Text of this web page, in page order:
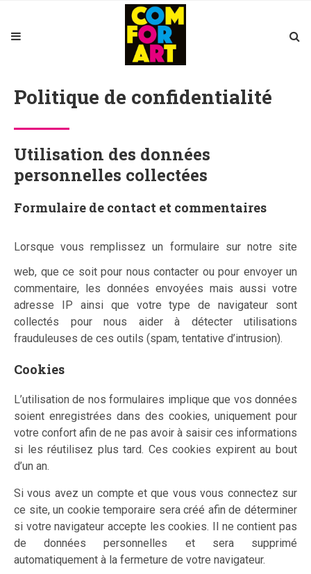
Politique de confidentialité
Utilisation des données
personnelles collectées
Formulaire de contact et commentaires
Lorsque vous remplissez un formulaire sur notre site
web, que ce soit pour nous contacter ou pour envoyer un
commentaire, les données envoyées mais aussi votre
adresse IP ainsi que votre type de navigateur sont
collectés pour nous aider à détecter utilisations
frauduleuses de ces outils (spam, tentative d’intrusion).
Cookies
L’utilisation de nos formulaires implique que vos données
soient enregistrées dans des cookies, uniquement pour
votre confort afin de ne pas avoir à saisir ces informations
si les réutilisez plus tard. Ces cookies expirent au bout
d’un an.
Si vous avez un compte et que vous vous connectez sur
ce site, un cookie temporaire sera créé afin de déterminer
si votre navigateur accepte les cookies. Il ne contient pas
de données personnelles et sera supprimé
automatiquement à la fermeture de votre navigateur.